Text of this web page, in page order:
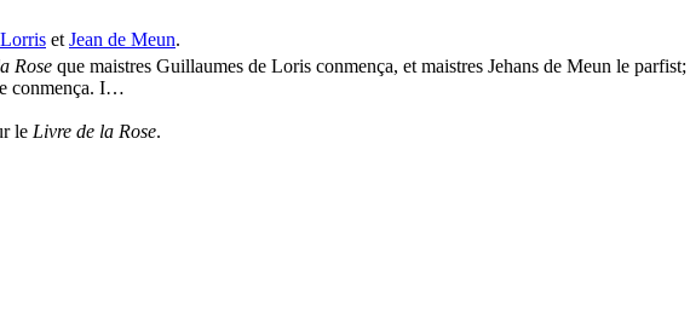
et Jean de Meun.
Rose que maistres Guillaumes de Loris conmença, et maistres Jehans de Meun le
conmença. I…
le Livre de la Rose.